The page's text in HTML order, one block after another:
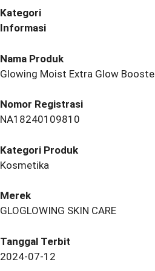
Kategori
Informasi
Nama Produk
Glowing Moist Extra Glow
Nomor Registrasi
NA18240109810
Kategori Produk
Kosmetika
Merek
GLOGLOWING SKIN CARE
Tanggal Terbit
2024-07-12